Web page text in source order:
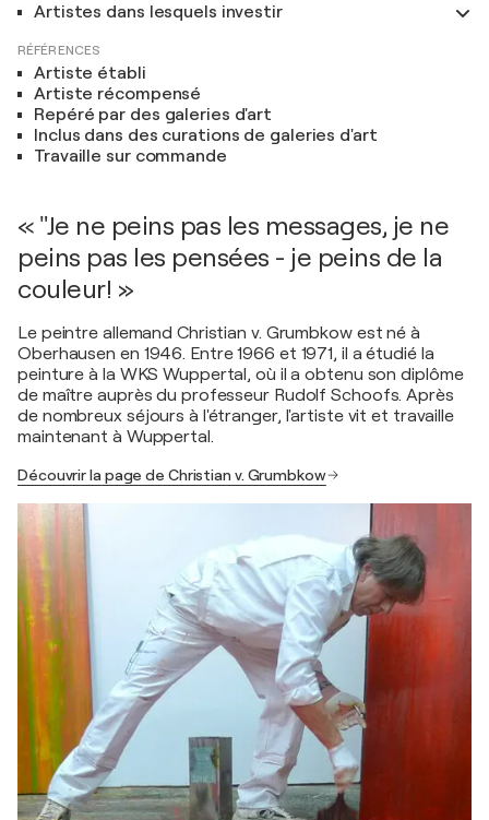
Artistes dans lesquels investir
RÉFÉRENCES
Artiste établi
Artiste récompensé
Repéré par des galeries d'art
Inclus dans des curations de galeries d'art
Travaille sur commande
« "Je ne peins pas les messages, je ne
peins pas les pensées - je peins de la
couleur! »
Le peintre allemand Christian v. Grumbkow est né à
Oberhausen en 1946. Entre 1966 et 1971, il a étudié la
peinture à la WKS Wuppertal, où il a obtenu son diplôme
de maître auprès du professeur Rudolf Schoofs. Après
de nombreux séjours à l'étranger, l'artiste vit et travaille
maintenant à Wuppertal.
Découvrir la page de Christian v. Grumbkow